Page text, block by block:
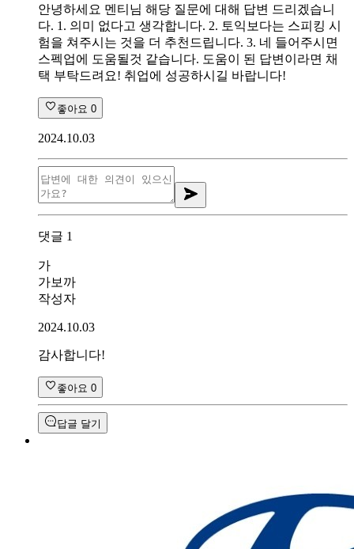
안녕하세요 멘티님 해당 질문에 대해 답변 드리겠습니
다. 1. 의미 없다고 생각합니다. 2. 토익보다는 스피킹 시
험을 쳐주시는 것을 더 추천드립니다. 3. 네 들어주시면
스펙업에 도움될것 같습니다. 도움이 된 답변이라면 채
택 부탁드려요! 취업에 성공하시길 바랍니다!
좋아요 0
2024.10.03
댓글 1
가
가보까
작성자
2024.10.03
감사합니다!
좋아요 0
답글 달기